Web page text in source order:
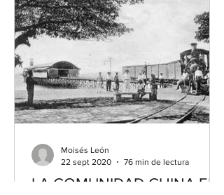
LA COMUNIDAD CHINA EN
Moisés León
22 sept 2020
76 min de lectura